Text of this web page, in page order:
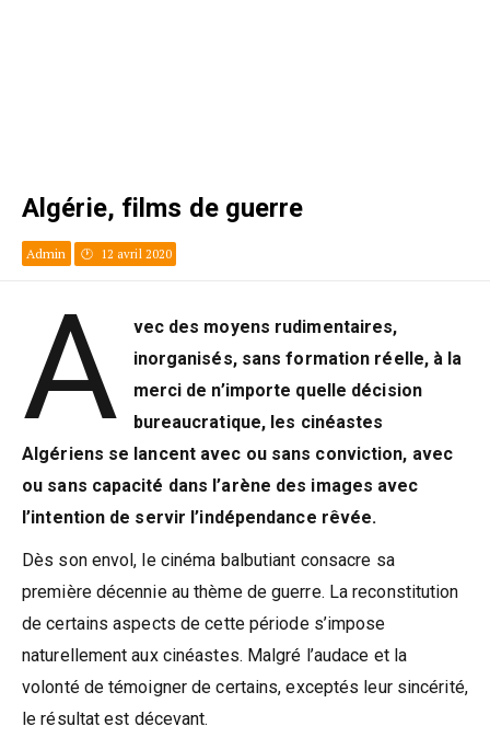
Algérie, films de guerre
Admin 12 avril 2020
A
vec des moyens rudimentaires,
inorganisés, sans formation réelle, à la
merci de n’importe quelle décision
bureaucratique, les cinéastes
Algériens se lancent avec ou sans conviction, avec
ou sans capacité dans l’arène des images avec
l’intention de servir l’indépendance rêvée.
Dès son envol, le cinéma balbutiant consacre sa
première décennie au thème de guerre. La reconstitution
de certains aspects de cette période s’impose
naturellement aux cinéastes. Malgré l’audace et la
volonté de témoigner de certains, exceptés leur sincérité,
le résultat est décevant.